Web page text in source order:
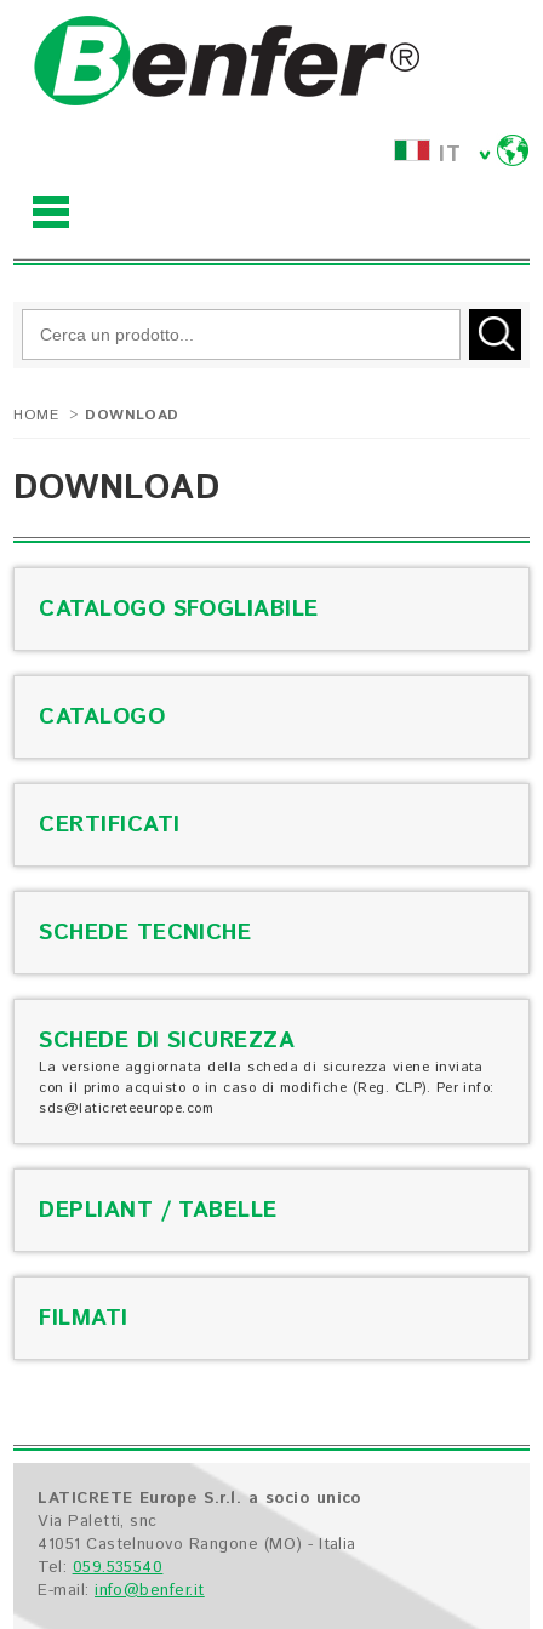
IT
HOME > DOWNLOAD
DOWNLOAD
CATALOGO SFOGLIABILE
CATALOGO
CERTIFICATI
SCHEDE TECNICHE
SCHEDE DI SICUREZZA
La versione aggiornata della scheda di sicurezza viene inviata
con il primo acquisto o in caso di modifiche (Reg. CLP). Per info:
sds@laticreteeurope.com
DEPLIANT / TABELLE
FILMATI
LATICRETE Europe S.r.l. a socio unico
Via Paletti, snc
41051 Castelnuovo Rangone (MO) - Italia
Tel: 059.535540
E-mail:info@benfer.it